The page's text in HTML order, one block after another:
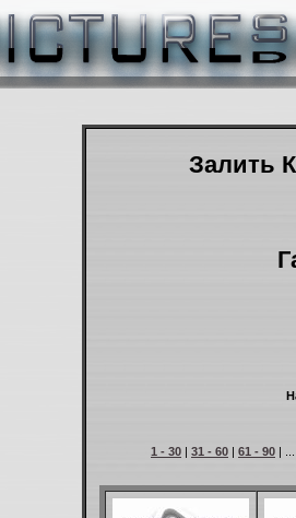
Залить
1 - 30 | 31 - 60 | 61 - 90 |